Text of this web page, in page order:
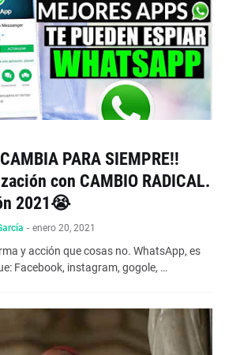
PARA SIEMPRE!!
con CAMBIO RADICAL.
2021😭
- enero 20, 2021
que cosas no. WhatsApp, es
Facebook, instagram, gogole, …